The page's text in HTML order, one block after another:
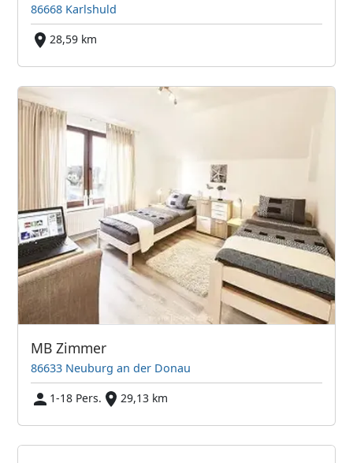
86668 Karlshuld
28,59 km
MB Zimmer
86633 Neuburg an der Donau
1-18 Pers.
29,13 km